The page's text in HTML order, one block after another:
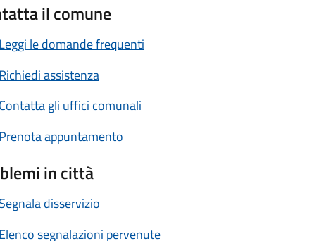
il comune
Leggi le domande frequenti
Richiedi assistenza
Contatta gli uffici comunali
Prenota appuntamento
in città
Segnala disservizio
Elenco segnalazioni pervenute